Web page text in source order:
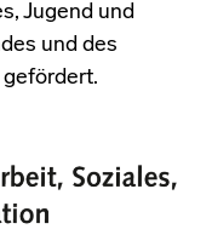
Jugend und
und des